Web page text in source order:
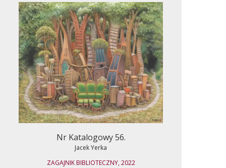
Nr Katalogowy 56.
Jacek Yerka
ZAGAJNIK BIBLIOTECZNY, 2022